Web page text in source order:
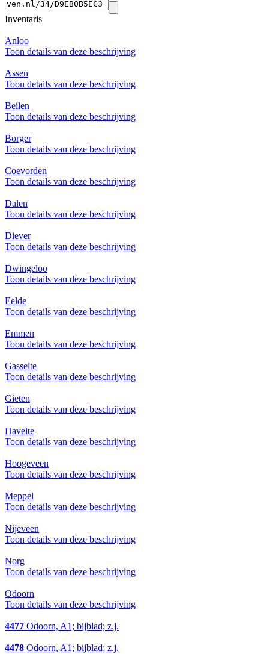
Inventaris
Anloo
Toon details van deze beschrijving
Assen
Toon details van deze beschrijving
Beilen
Toon details van deze beschrijving
Borger
Toon details van deze beschrijving
Coevorden
Toon details van deze beschrijving
Dalen
Toon details van deze beschrijving
Diever
Toon details van deze beschrijving
Dwingeloo
Toon details van deze beschrijving
Eelde
Toon details van deze beschrijving
Emmen
Toon details van deze beschrijving
Gasselte
Toon details van deze beschrijving
Gieten
Toon details van deze beschrijving
Havelte
Toon details van deze beschrijving
Hoogeveen
Toon details van deze beschrijving
Meppel
Toon details van deze beschrijving
Nijeveen
Toon details van deze beschrijving
Norg
Toon details van deze beschrijving
Odoorn
Toon details van deze beschrijving
4477 Odoorn, A1; bijblad; z.j.
4478 Odoorn, A1; bijblad; z.j.